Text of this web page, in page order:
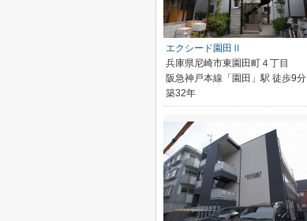
エクシード園田Ⅱ
兵庫県尼崎市東園田町４丁目
阪急神戸本線「園田」駅 徒歩9分
築32年